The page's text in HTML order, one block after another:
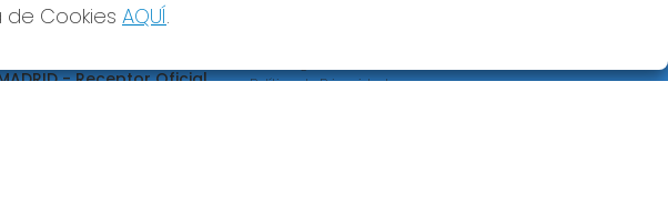
- Receptor Oficial
Política de Privacidad
Cookies AQUÍ.